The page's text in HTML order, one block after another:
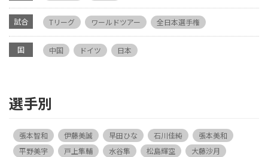
試合 Tリーグ ワールドツアー 全日本選手権
国 中国 ドイツ 日本
選手別
張本智和 伊藤美誠 早田ひな 石川佳純
張本美和
平野美宇
戸上隼輔 水谷隼 松島輝空
大藤沙月